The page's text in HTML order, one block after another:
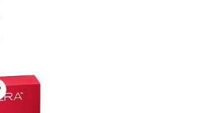
LOT DE BEST SELLER PITERA PITERA